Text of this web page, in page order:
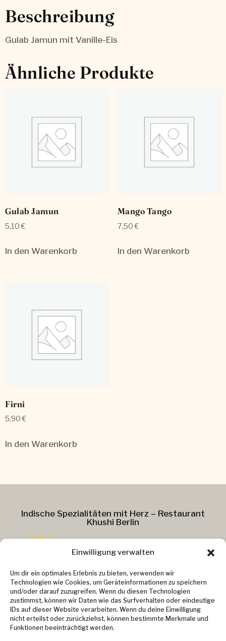
Einwilligung verwalten
Um dir ein optimales Erlebnis zu bieten, verwenden wir
Technologien wie Cookies, um Geräteinformationen zu speichern
und/oder darauf zuzugreifen. Wenn du diesen Technologien
zustimmst, können wir Daten wie das Surfverhalten oder eindeutige
IDs auf dieser Website verarbeiten. Wenn du deine Einwilligung
nicht erteilst oder zurückziehst, können bestimmte Merkmale und
Funktionen beeinträchtigt werden.
Beschreibung
Gulab Jamun mit Vanille-Eis
Ähnliche Produkte
Gulab Jamun
5,10€
In den Warenkorb
Mango Tango
7,50€
In den Warenkorb
Firni
5,90€
In den Warenkorb
Indische Spezialitäten mit Herz – Restaurant
Khushi Berlin
Addresse :
Kollwitzstr. 37
10405 Berlin
Kontakt :
Email: info@khushi-berlin.de